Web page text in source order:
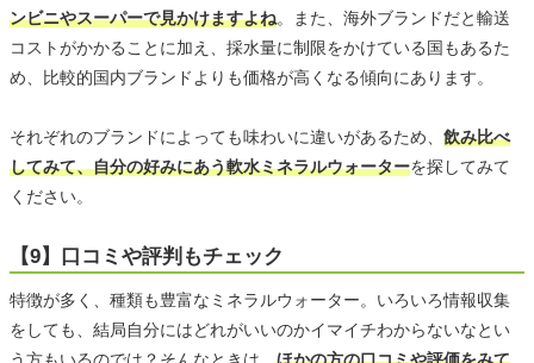
ンビニやスーパーで見かけますよね。また、海外ブランドだと輸送
コストがかかることに加え、採水量に制限をかけている国もあるた
め、比較的国内ブランドよりも価格が高くなる傾向にあります。
それぞれのブランドによっても味わいに違いがあるため、 飲み比べ
してみて、自分の好みにあう軟水ミネラルウォーターを探してみて
ください。
【9】口コミや評判もチェック
特徴が多く、種類も豊富なミネラルウォーター。いろいろ情報収集
をしても、結局自分にはどれがいいのかイマイチわからないなとい